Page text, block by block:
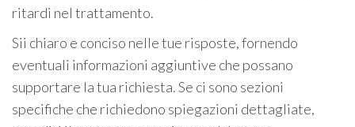
ritardi nel trattamento.
Sii chiaro e conciso nelle tue risposte, fornendo
eventuali informazioni aggiuntive che possano
supportare la tua richiesta. Se ci sono sezioni
specifiche che richiedono spiegazioni dettagliate,